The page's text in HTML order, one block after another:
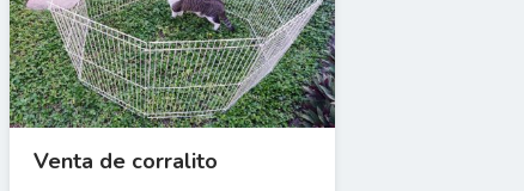
Venta de corralito